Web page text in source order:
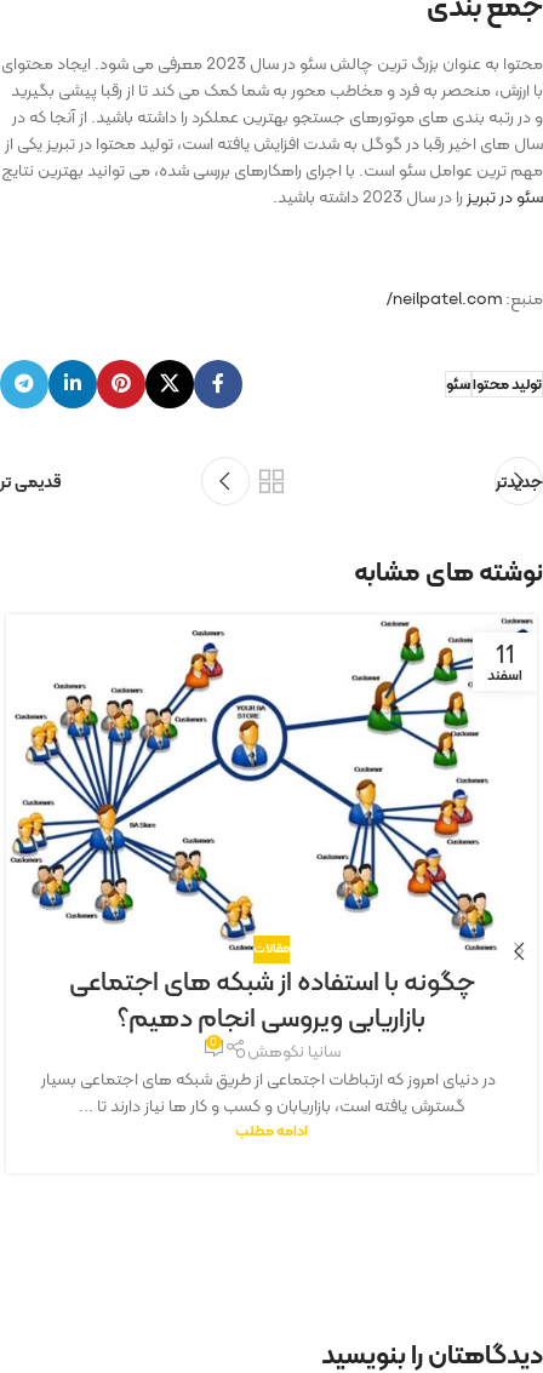
محتوا به عنوان بزرگ ترین چالش سئو در سال 2023 معرفی می شود. ایجاد محتوای
با ارزش، منحصر به فرد و مخاطب ‌محور به شما کمک می ‌کند تا از رقبا پیشی بگیرید
و در رتبه ‌بندی‌ های موتورهای جستجو بهترین عملکرد را داشته باشید. از آنجا که در
سال های اخیر رقبا در گوگل به شدت افزایش یافته است، تولید محتوا در تبریز یکی از
مهم ترین عوامل سئو است. با اجرای راهکارهای بررسی شده، می‌ توانید بهترین نتایج
سئو در تبریز را در سال 2023 داشته باشید.
منبع:neilpatel.com/
تولید محتواسئو
جدیدتر قدیمی تر
نوشته های مشابه
11
اسفند
مقالات
چگونه با استفاده از شبکه های اجتماعی
بازاریابی ویروسی انجام دهیم؟
سانیا نکوهش 0
در دنیای امروز که ارتباطات اجتماعی از طریق شبکه ‌های اجتماعی بسیار
گسترش یافته است، بازاریابان و کسب ‌و کار ها نیاز دارند تا ...
ادامه مطلب
دیدگاهتان را بنویسید